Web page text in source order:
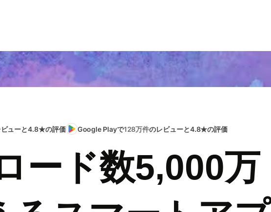
ューと4.8★の評価 Google Playで128万件のレビューと4.8★の評価
ード数5,000万